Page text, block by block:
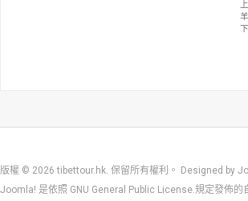
羊
版權 © 2026 tibettour.hk. 保留所有權利。 Designed by
Joomla! 是依照 GNU General Public License. 規定發佈的